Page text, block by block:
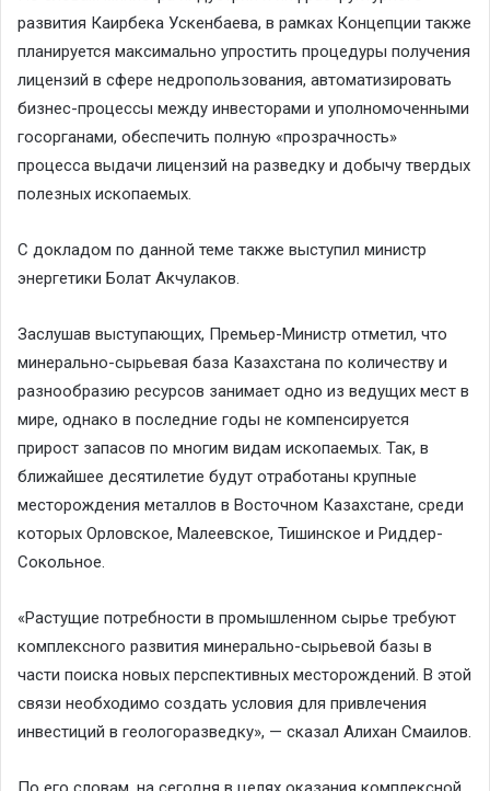
развития Каирбека Ускенбаева, в рамках Концепции также
планируется максимально упростить процедуры получения
лицензий в сфере недропользования, автоматизировать
бизнес-процессы между инвесторами и уполномоченными
госорганами, обеспечить полную «прозрачность»
процесса выдачи лицензий на разведку и добычу твердых
полезных ископаемых.
С докладом по данной теме также выступил министр
энергетики Болат Акчулаков.
Заслушав выступающих, Премьер-Министр отметил, что
минерально-сырьевая база Казахстана по количеству и
разнообразию ресурсов занимает одно из ведущих мест в
мире, однако в последние годы не компенсируется
прирост запасов по многим видам ископаемых. Так, в
ближайшее десятилетие будут отработаны крупные
месторождения металлов в Восточном Казахстане, среди
которых Орловское, Малеевское, Тишинское и Риддер-
Сокольное.
«Растущие потребности в промышленном сырье требуют
комплексного развития минерально-сырьевой базы в
части поиска новых перспективных месторождений. В этой
связи необходимо создать условия для привлечения
инвестиций в геологоразведку», — сказал Алихан Смаилов.